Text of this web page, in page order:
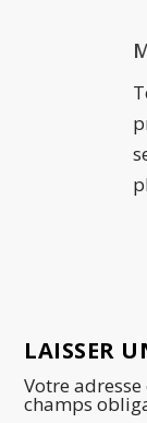
LAISSER
Votre
champs